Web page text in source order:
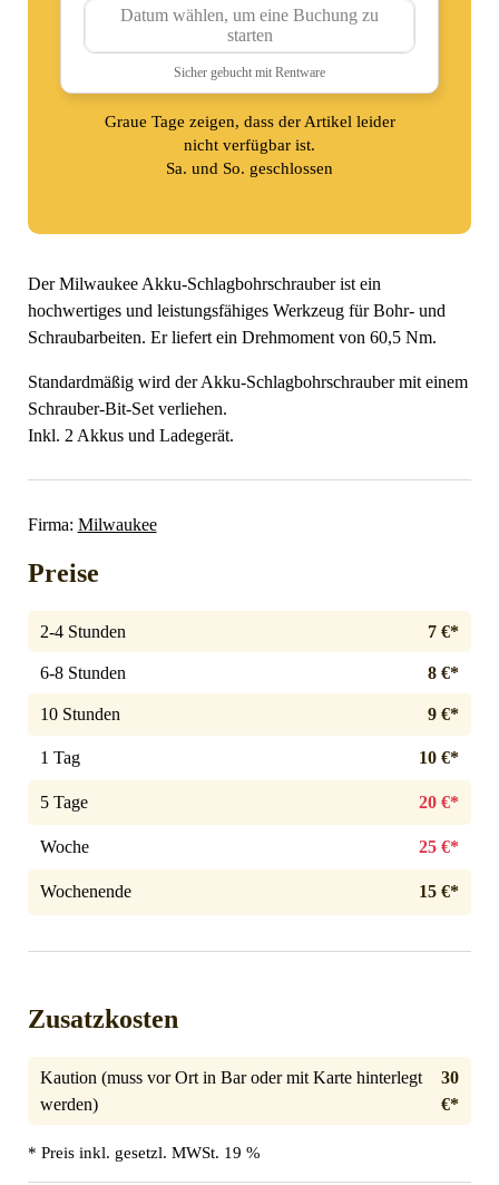
Graue Tage zeigen, dass der Artikel leider
nicht verfügbar ist.
Sa. und So. geschlossen
Der Milwaukee Akku-Schlagbohrschrauber ist ein
hochwertiges und leistungsfähiges Werkzeug für Bohr- und
Schraubarbeiten. Er liefert ein Drehmoment von 60,5 Nm.
Standardmäßig wird der Akku-Schlagbohrschrauber mit einem
Schrauber-Bit-Set verliehen.
Inkl. 2 Akkus und Ladegerät.
Firma: Milwaukee
Preise
2-4 Stunden 7 €*
6-8 Stunden 8 €*
10 Stunden 9 €*
1 Tag 10 €*
5 Tage 20 €*
Woche 25 €*
Wochenende 15 €*
Zusatzkosten
Kaution (muss vor Ort in Bar oder mit Karte hinterlegt
werden)
30
€*
* Preis inkl. gesetzl. MWSt. 19 %